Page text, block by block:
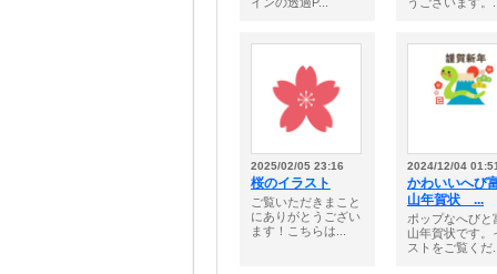
2025/02/05 23:16
桜のイラスト
ご覧いただきまこと
にありがとうござい
ます！こちらは...
2024/12/04
かわいいへび
山年賀状 ...
ポップなへびと
山年賀状です。
ストをご覧くだ